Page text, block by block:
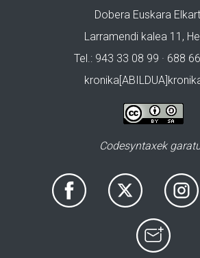
Dobera Euskara
Larramendi kalea 11,
Tel.: 943 33 08 99 · 688
Codesyntaxek